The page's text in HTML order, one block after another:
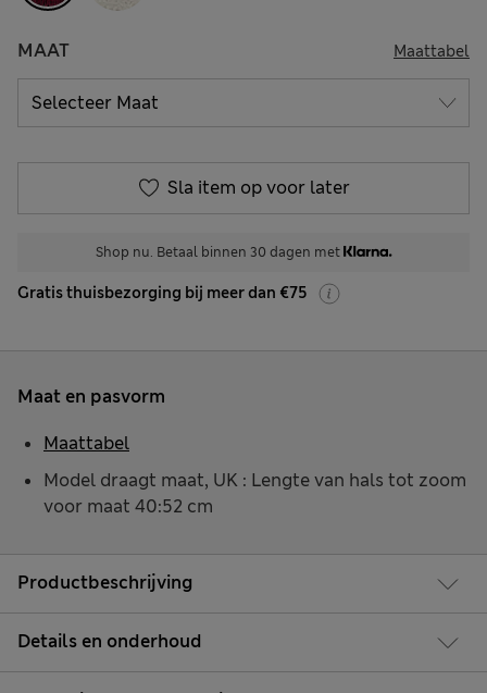
MAAT Maattabel
Sla item op voor later
Shop nu. Betaal binnen 30 dagen met
Gratis thuisbezorging bij meer dan €75
Productbeschrijving
Details en onderhoud
Maat en pasvorm
Model draagt maat, UK : Lengte van hals tot zoom
voor maat 40:52 cm
Maattabel